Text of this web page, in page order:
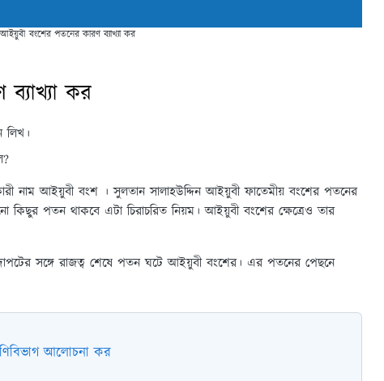
আইয়ুবী বংশের পতনের কারণ ব্যাখ্যা কর
কর
নাম আইয়ুবী বংশ । সুলতান সালাহউদ্দিন আইয়ুবী ফাতেমীয় বংশের পতনের
কিছুর পতন থাকবে এটা চিরাচরিত নিয়ম। আইয়ুবী বংশের ক্ষেত্রেও তার
সঙ্গে রাজত্ব শেষে পতন ঘটে আইয়ুবী বংশের। এর পতনের পেছনে
আলোচনা কর